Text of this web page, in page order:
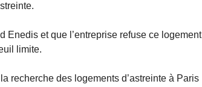
Enedis et que l’entreprise refuse ce logement
limite.
recherche des logements d’astreinte à Paris